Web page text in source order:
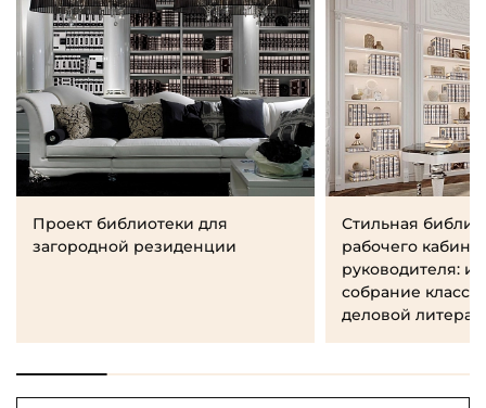
Проект библиотеки для
загородной резиденции
Стильная
рабочего
руководителя:
собрание
деловой